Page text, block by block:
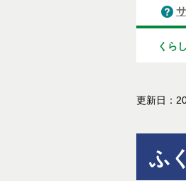
くら
更新日：
ふ